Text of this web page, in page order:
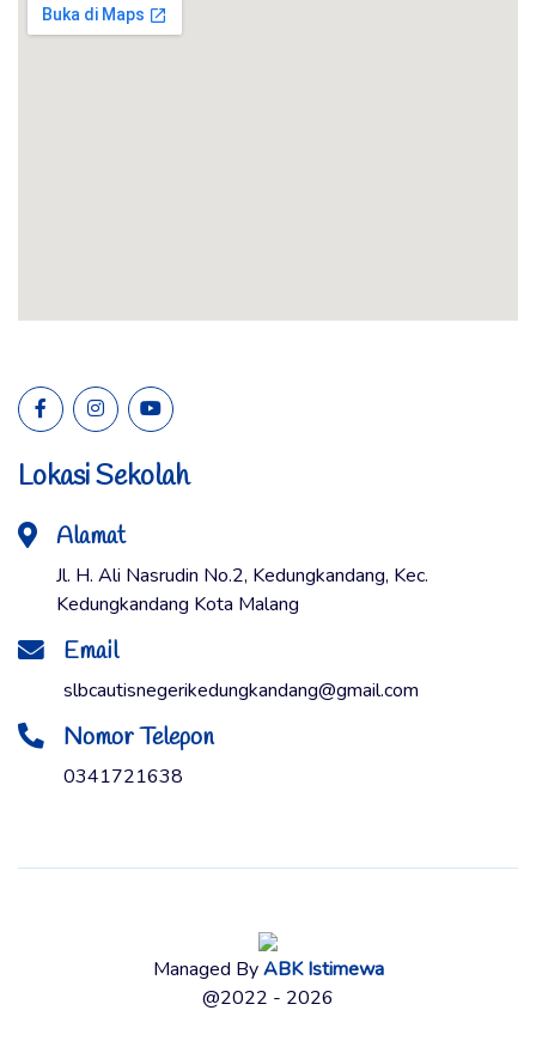
Lokasi Sekolah
Alamat
Jl. H. Ali Nasrudin No.2, Kedungkandang, Kec.
Kedungkandang Kota Malang
Email
slbcautisnegerikedungkandang@gmail.com
Nomor Telepon
0341721638
Managed ByABK Istimewa
@2022 - 2026